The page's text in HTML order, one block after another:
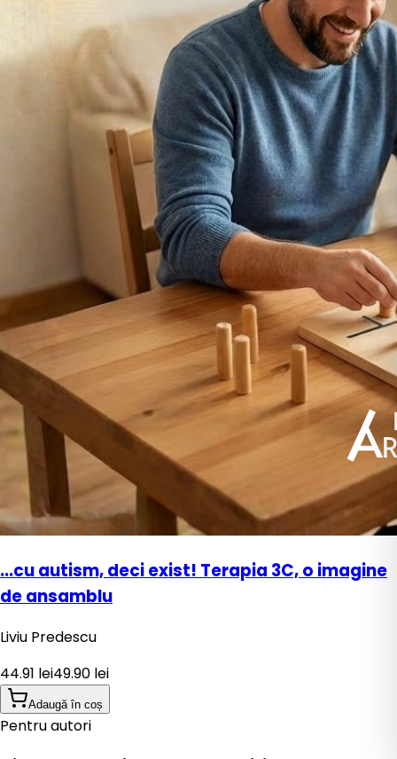
...cu autism, deci exist! Terapia 3C, o imagine
de ansamblu
Liviu Predescu
44.91 lei49.90 lei
Adaugă în coș
Pentru autori